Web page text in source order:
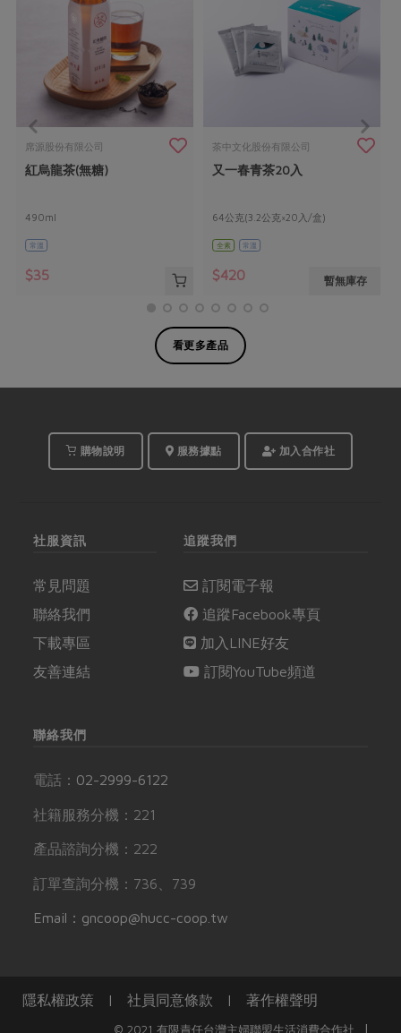
席源股份有限公司
紅烏龍茶(無糖)
490ml
常溫
$35
茶中文化股份有限公司
又一春青茶20入
64公克(3.2公克×20入/盒)
全素 常溫
$420 暫無庫存
看更多產品
購物說明 服務據點 加入合作社
社服資訊
常見問題
聯絡我們
下載專區
友善連結
追蹤我們
訂閱電子報
追蹤Facebook專頁
加入LINE好友
訂閱YouTube頻道
聯絡我們
電話： 02-2999-6122
社籍服務分機：221
產品諮詢分機：222
訂單查詢分機：736、739
Email：gncoop@hucc-coop.tw
隱私權政策 | 社員同意條款 | 著作權聲明
© 2021 有限責任台灣主婦聯盟生活消費合作社 |